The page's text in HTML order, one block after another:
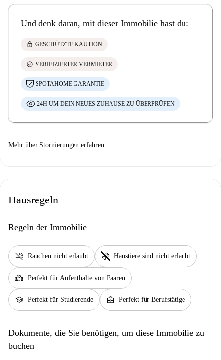
Und denk daran, mit dieser Immobilie hast du:
lock GESCHÜTZTE KAUTION
check_circle VERIFIZIERTER VERMIETER
SPOTAHOME GARANTIE
24H UM DEIN NEUES ZUHAUSE ZU ÜBERPRÜFEN
Mehr über Stornierungen erfahren
Hausregeln
Regeln der Immobilie
smoke_free Rauchen nicht erlaubt pet_supplies Haustiere sind nicht erlaubt
partner_heart Perfekt für Aufenthalte von Paaren
school Perfekt für Studierende business_center Perfekt für Berufstätige
Dokumente, die Sie benötigen, um diese Immobilie zu
buchen